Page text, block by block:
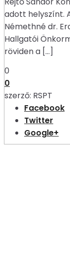
adott helyszínt.
Némethné dr.
Hallgatói
röviden a […]
0
0
szerző: RSPT
Facebook
Twitter
Google+